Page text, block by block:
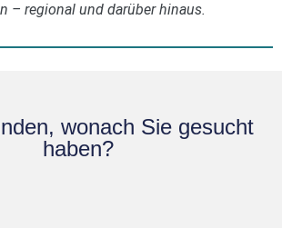
– regional und darüber hinaus.
wonach Sie gesucht
haben?